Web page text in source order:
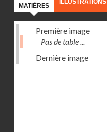
MATIÈRES
ILLUSTRATIONS
Première image
Pas de table ...
Dernière image